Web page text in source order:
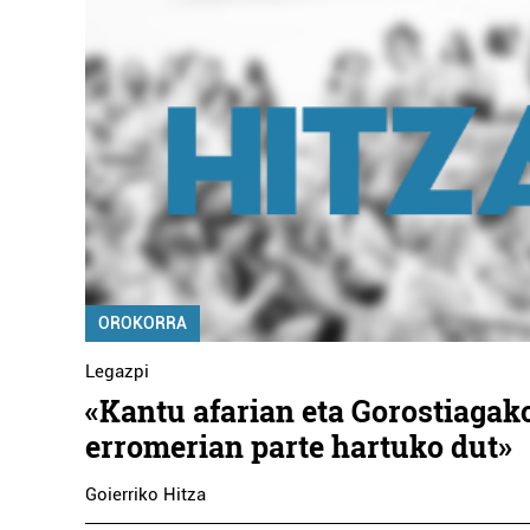
OROKORRA
Legazpi
«Kantu afarian eta
erromerian parte hartuko dut»
Goierriko Hitza